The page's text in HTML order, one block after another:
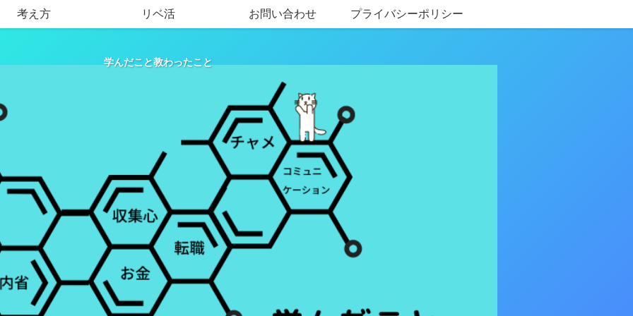
学んだこと教わったこと
考え方 リベ活 お問い合わせ プライバシーポリシー